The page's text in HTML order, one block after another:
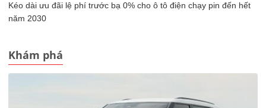
Kéo dài ưu đãi lệ phí trước bạ 0% cho ô tô điện chạy pin đến hết
năm 2030
Khám phá